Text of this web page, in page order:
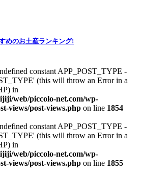
めのお土産ランキング!
constant APP_POST_TYPE -
(this will throw an Error in a
in
web/piccolo-net.com/wp-
views/post-views.php on line 1854
constant APP_POST_TYPE -
(this will throw an Error in a
in
web/piccolo-net.com/wp-
views/post-views.php on line 1855